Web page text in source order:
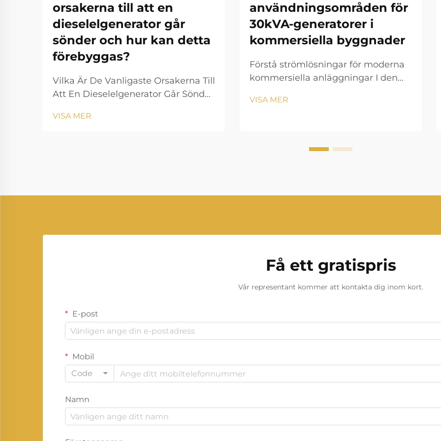
orsakerna till att en
dieselelgenerator går
sönder och hur kan detta
förebyggas?
Vilka Är De Vanligaste Orsakerna Till
Att En Dieselelgenerator Går Sönder
dieselelgenerator är en av de mest
VISA MER
användningsområden för
30kVA-generatorer i
kommersiella byggnader
Förstå strömlösningar för moderna
kommersiella anläggningar I den
det avgörande att upprätthålla en
VISA MER
Få ett gratispris
Vår representant kommer att kontakta dig inom kort.
E-post
Mobil
Code
Namn